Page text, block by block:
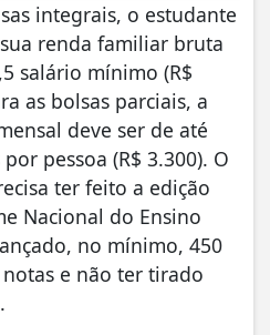
integrais, o estudante
renda familiar bruta
salário mínimo (R$
as bolsas parciais, a
deve ser de até
pessoa (R$ 3.300). O
ter feito a edição
Nacional do Ensino
no mínimo, 450
e não ter tirado